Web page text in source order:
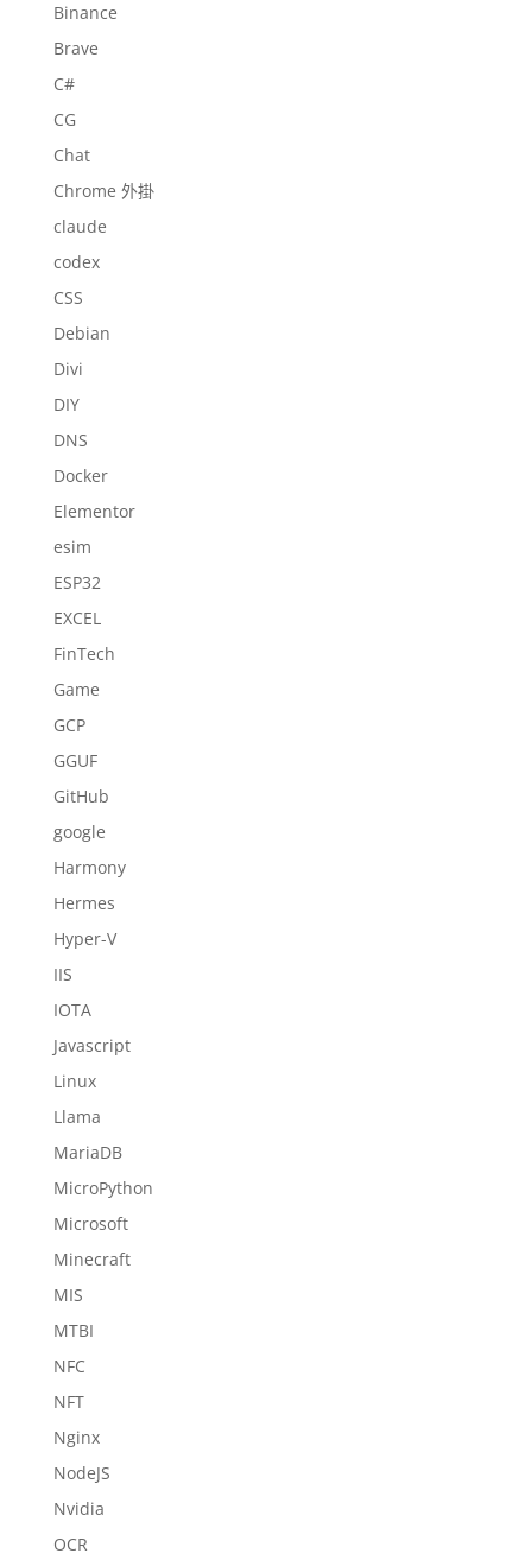
Binance
Brave
C#
CG
Chat
Chrome 外掛
claude
codex
CSS
Debian
Divi
DIY
DNS
Docker
Elementor
esim
ESP32
EXCEL
FinTech
Game
GCP
GGUF
GitHub
google
Harmony
Hermes
Hyper-V
IIS
IOTA
Javascript
Linux
Llama
MariaDB
MicroPython
Microsoft
Minecraft
MIS
MTBI
NFC
NFT
Nginx
NodeJS
Nvidia
OCR